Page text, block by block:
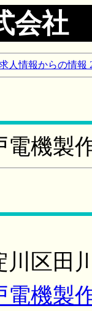
会社
人情報からの情報
機製
川区田
機製